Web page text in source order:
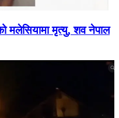
मलेसियामा मृत्यु, शव नेपाल